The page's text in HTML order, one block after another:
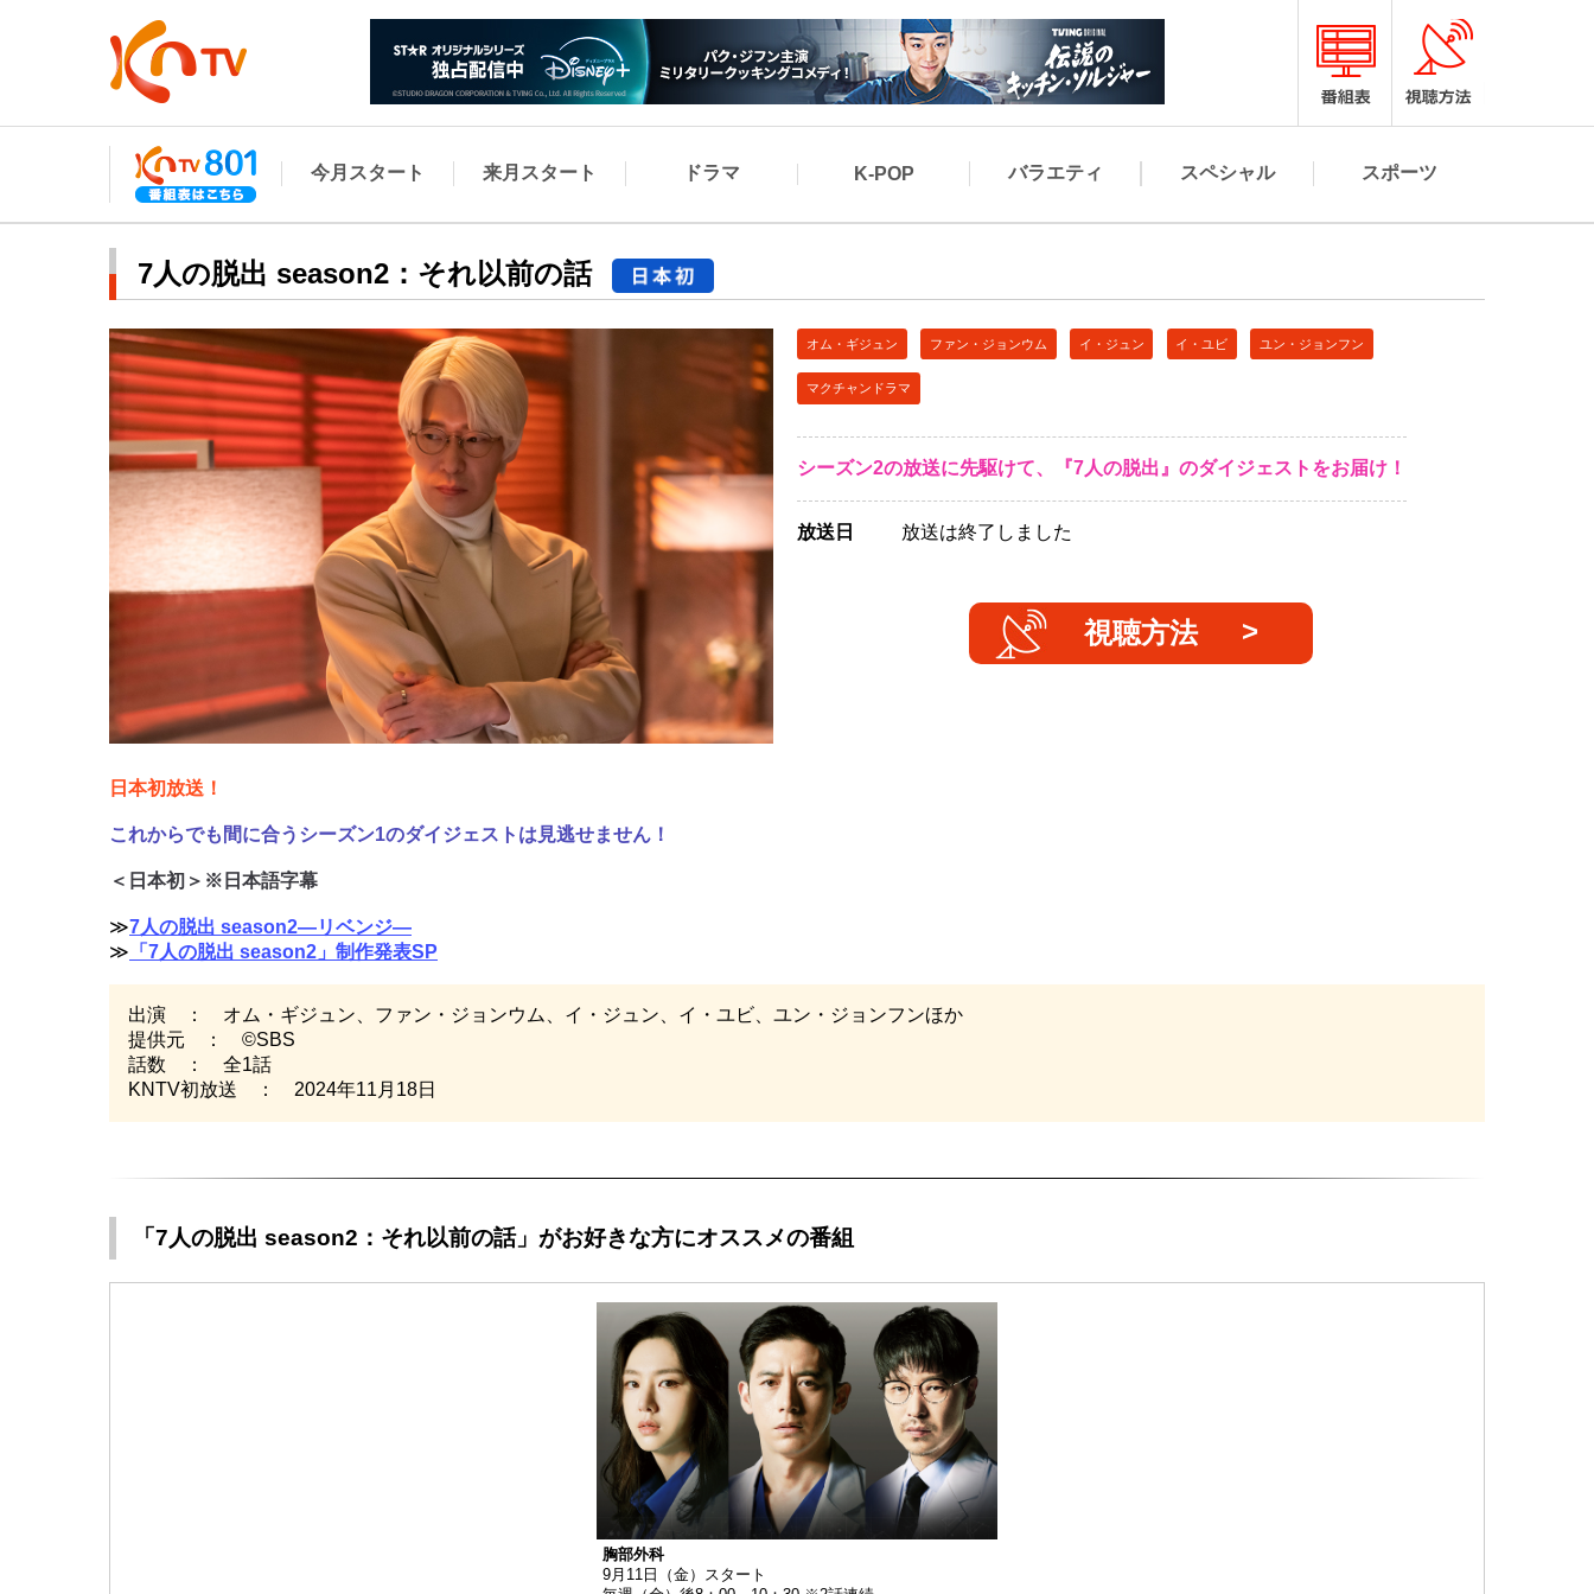
今月スタート 来月スタート ドラマ K-POP バラエティ スペシャル スポーツ
7人の脱出 season2：それ以前の話
オム・ギジュン ファン・ジョンウム イ・ジュン イ・ユビ ユン・ジョンフン
マクチャンドラマ
シーズン2の放送に先駆けて、『7人の脱出』のダイジェストをお届け！
放送日 放送は終了しました
視聴方法
日本初放送！
これからでも間に合うシーズン1のダイジェストは見逃せません！
＜日本初＞※日本語字幕
≫7人の脱出 season2―リベンジ―
≫ 「7人の脱出 season2」制作発表SP
出演 ： オム・ギジュン、ファン・ジョンウム、イ・ジュン、イ・ユビ、ユン・ジョンフンほか
提供元 ： ©SBS
話数 ： 全1話
KNTV初放送 ： 2024年11月18日
「7人の脱出 season2：それ以前の話」がお好きな方にオススメの番組
胸部外科
9月11日（金）スタート